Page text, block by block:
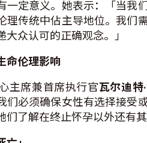
一定意义。她表示：「当我
理传统中佔主导地位。我们
众认可的正确观念。」
命伦理影响
主席兼首席执行官瓦尔迪特·
们必须确保女性有选择接受
们了解在终止怀孕以外还有